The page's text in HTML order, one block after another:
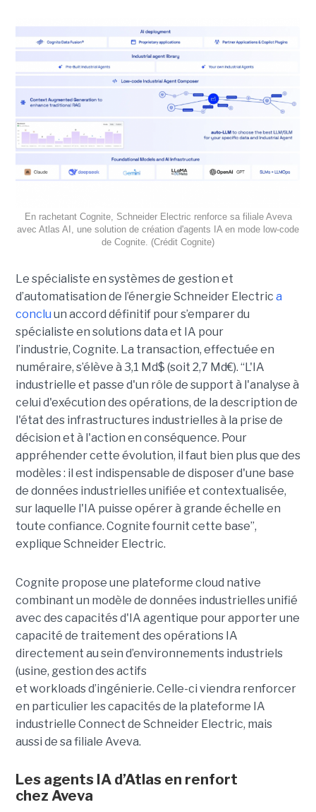
En rachetant Cognite, Schneider Electric renforce sa filiale Aveva
avec Atlas AI, une solution de création d'agents IA en mode low-code
de Cognite. (Crédit Cognite)
Le spécialiste en systèmes de gestion et
d’automatisation de l’énergie Schneider Electric a
conclu un accord définitif pour s’emparer du
spécialiste en solutions data et IA pour
l’industrie, Cognite. La transaction, effectuée en
numéraire, s’élève à 3,1 Md$ (soit 2,7 Md€). “L'IA
industrielle et passe d'un rôle de support à l'analyse à
celui d'exécution des opérations, de la description de
l'état des infrastructures industrielles à la prise de
décision et à l'action en conséquence. Pour
appréhender cette évolution, il faut bien plus que des
modèles : il est indispensable de disposer d'une base
de données industrielles unifiée et contextualisée,
sur laquelle l'IA puisse opérer à grande échelle en
toute confiance. Cognite fournit cette base”,
explique Schneider Electric.
Cognite propose une plateforme cloud native
combinant un modèle de données industrielles unifié
avec des capacités d'IA agentique pour apporter une
capacité de traitement des opérations IA
directement au sein d’environnements industriels
(usine, gestion des actifs
et workloads d’ingénierie. Celle-ci viendra renforcer
en particulier les capacités de la plateforme IA
industrielle Connect de Schneider Electric, mais
aussi de sa filiale Aveva.
Les agents IA d’Atlas en renfort
chez Aveva